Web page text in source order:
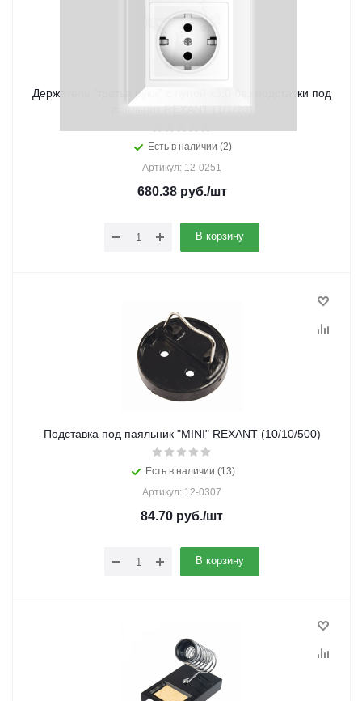
Держатель "третья рука" с лупой х3,0 без подставки под
паяльник REXANT (1/1/20)
Есть в наличии (2)
Артикул: 12-0251
680.38руб./шт
В корзину
Подставка под паяльник "MINI" REXANT (10/10/500)
Есть в наличии (13)
Артикул: 12-0307
84.70 руб./шт
В корзину